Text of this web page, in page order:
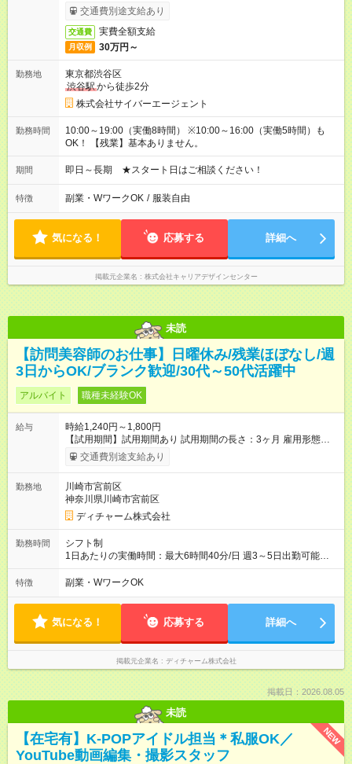
交通費別途支給あり
交通費 実費全額支給
月収例 30万円～
勤務地
東京都渋谷区
渋谷駅から徒歩2分
株式会社サイバーエージェント
勤務時間
10:00～19:00（実働8時間） ※10:00～16:00（実働5時間）も
OK！ 【残業】基本ありません。
期間 即日～長期 ★スタート日はご相談ください！
特徴 副業・WワークOK / 服装自由
気になる！ 応募する 詳細へ
掲載元企業名 株式会社キャリアデザインセンター
未読
【訪問美容師のお仕事】日曜休み/残業ほぼなし/週
3日からOK/ブランク歓迎/30代～50代活躍中
アルバイト 職種未経験OK
給与
時給1,240円～1,800円
【試用期間】試用期間あり 試用期間の長さ：3ヶ月 雇用形態、
給与は本採用時と同じです。
交通費別途支給あり
勤務地
川崎市宮前区
神奈川県川崎市宮前区
ディチャーム株式会社
勤務時間
シフト制
1日あたりの実働時間：最大6時間40分/日 週3～5日出勤可能な
方 （シフト例） 9:00～16:40（休憩1時間含む） ご希望に合わせ
て勤務終了時間はご相談可能です ※勤務地により多少の前後
特徴 副業・WワークOK
気になる！ 応募する 詳細へ
掲載元企業名 ディチャーム株式会社
掲載日：2026.08.05
未読
NEW
【在宅有】K-POPアイドル担当＊私服OK／
YouTube動画編集・撮影スタッフ